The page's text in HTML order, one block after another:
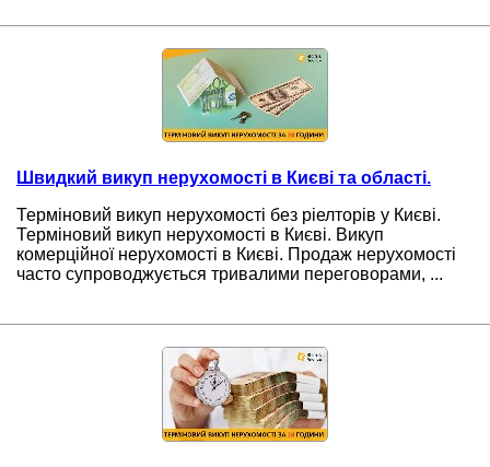
Швидкий викуп нерухомості в Києві та області.
Терміновий викуп нерухомості без ріелторів у Києві.
Терміновий викуп нерухомості в Києві. Викуп
комерційної нерухомості в Києві. Продаж нерухомості
часто супроводжується тривалими переговорами, ...